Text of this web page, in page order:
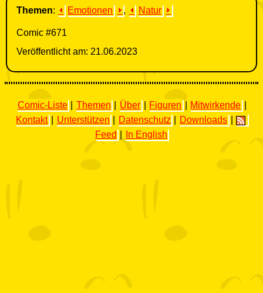
Themen: ⏴ Emotionen ⏵ , ⏴ Natur ⏵
Comic #671
Veröffentlicht am: 21.06.2023
Comic-Liste Themen Über Figuren Mitwirkende
Kontakt
Unterstützen Datenschutz Downloads
Feed
In English